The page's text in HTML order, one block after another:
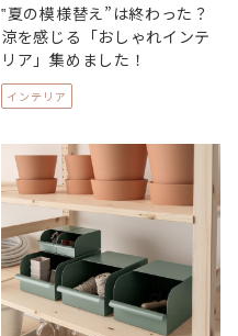
‟夏の模様替え”は終わった？
涼を感じる「おしゃれインテ
リア」集めました！
インテリア